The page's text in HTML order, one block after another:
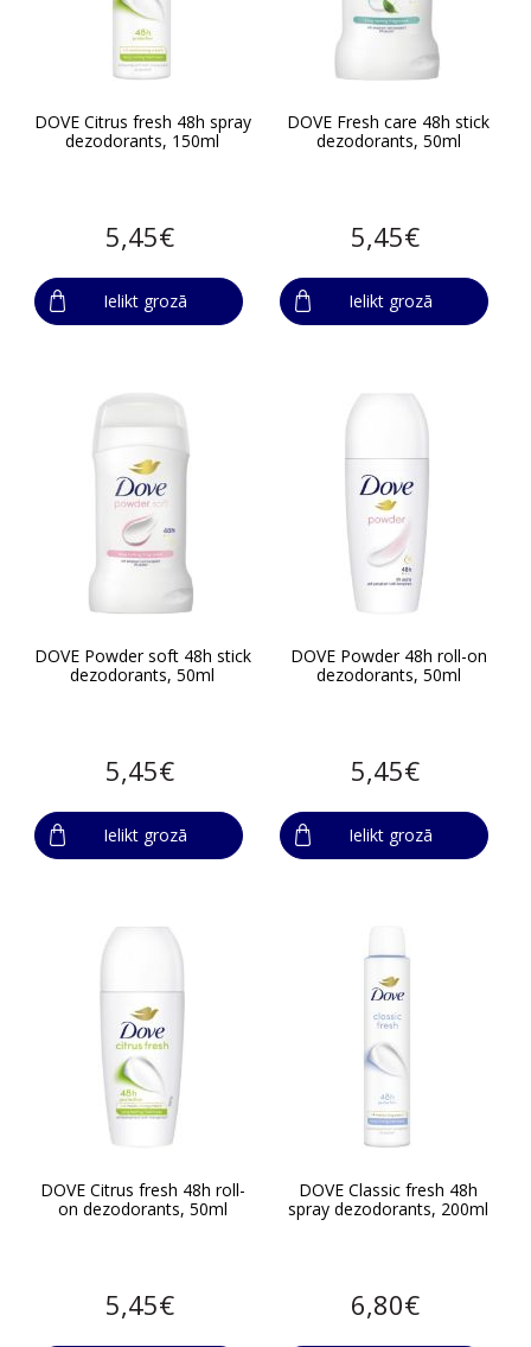
DOVE Citrus fresh 48h spray
dezodorants, 150ml
5,45€
Ielikt grozā
DOVE Fresh care 48h stick
dezodorants, 50ml
5,45€
Ielikt grozā
DOVE Powder soft 48h stick
dezodorants, 50ml
5,45€
Ielikt grozā
DOVE Powder 48h roll-on
dezodorants, 50ml
5,45€
Ielikt grozā
DOVE Citrus fresh 48h roll-
on dezodorants, 50ml
5,45€
DOVE Classic fresh 48h
spray dezodorants, 200ml
6,80€